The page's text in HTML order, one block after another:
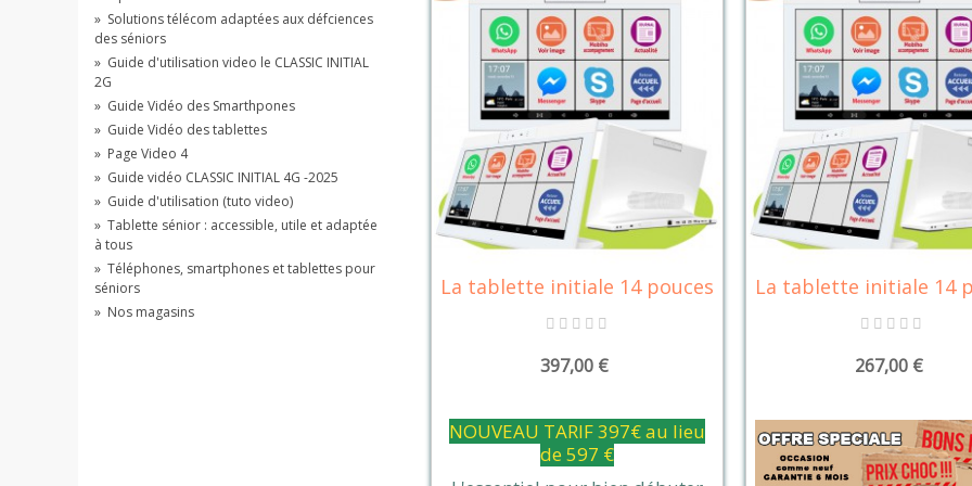
» Solutions télécom adaptées aux défciences
des séniors
» Guide d'utilisation video le CLASSIC INITIAL
2G
» Guide Vidéo des Smarthpones
» Guide Vidéo des tablettes
» Page Video 4
» Guide vidéo CLASSIC INITIAL 4G -2025
» Guide d'utilisation (tuto video)
» Tablette sénior : accessible, utile et adaptée
à tous
» Téléphones, smartphones et tablettes pour
séniors
» Nos magasins
Détails
La tablette initiale 14 pouces
397,00 €
NOUVEAU TARIF 397€ au lieu
de 597 €
Détails
La tablette initiale 14
267,00 €